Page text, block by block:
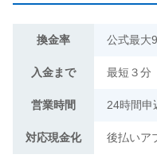
換金率 公式最大
入金まで 最短３分
営業時間 24時間申
対応現金化 後払いア